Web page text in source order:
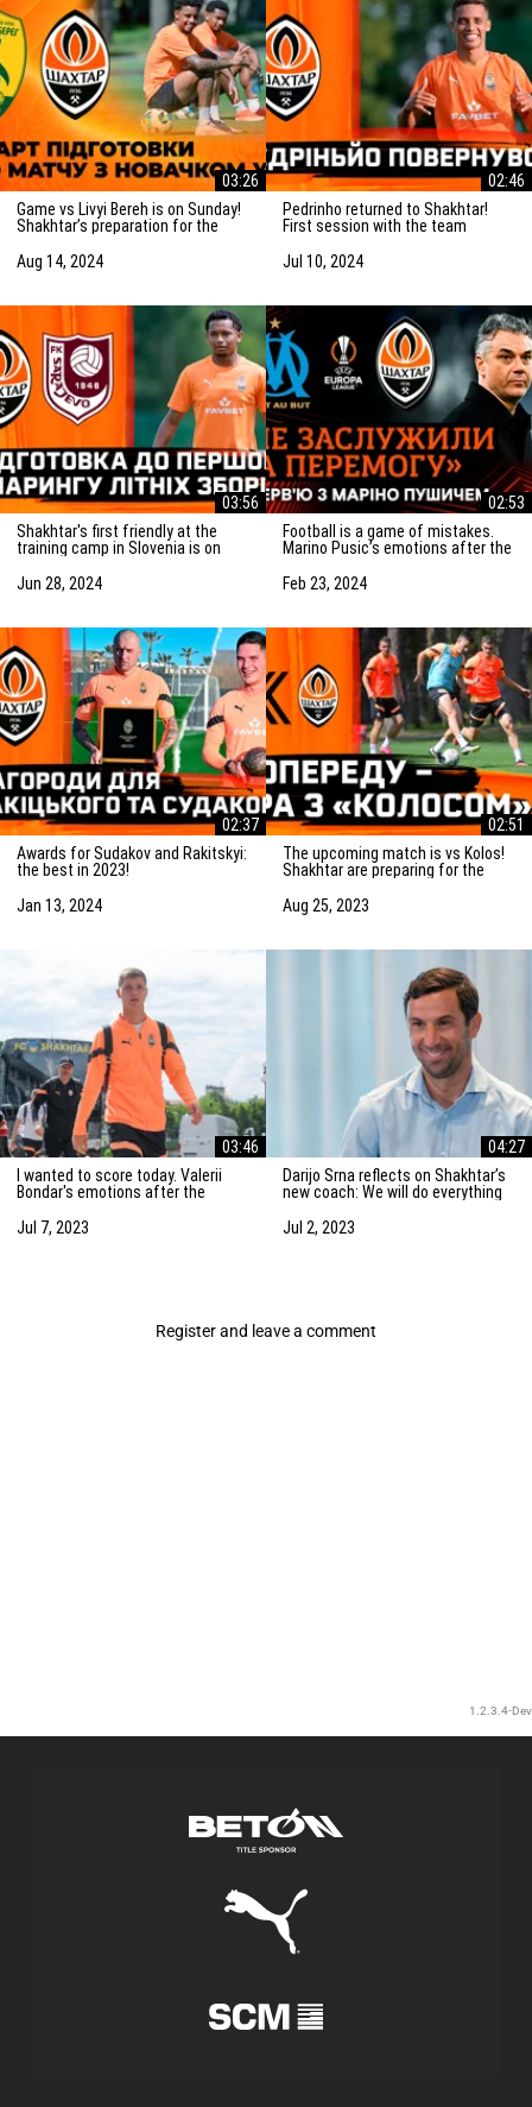
03:26
Game vs Livyi Bereh is on Sunday!
Shakhtar’s preparation for the
Aug 14, 2024
02:46
Pedrinho returned to Shakhtar!
First session with the team
Jul 10, 2024
03:56
Shakhtar's first friendly at the
training camp in Slovenia is on
match
Jun 28, 2024
02:53
Football is a game of mistakes.
Marino Pusic’s emotions after the
Feb 23, 2024
02:37
Awards for Sudakov and Rakitskyi:
the best in 2023!
Jan 13, 2024
02:51
The upcoming match is vs Kolos!
Shakhtar are preparing for the
Aug 25, 2023
03:46
I wanted to score today. Valerii
Bondar's emotions after the
Alkmaar
Jul 7, 2023
04:27
Darijo Srna reflects on Shakhtar’s
new coach: We will do everything
Jul 2, 2023